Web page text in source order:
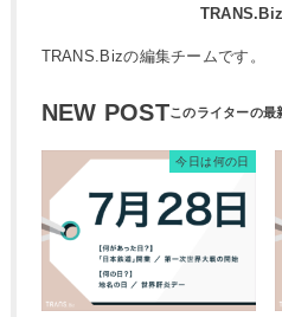
TRANS.Bizの編集チームです。
NEW POST
今日は何の日